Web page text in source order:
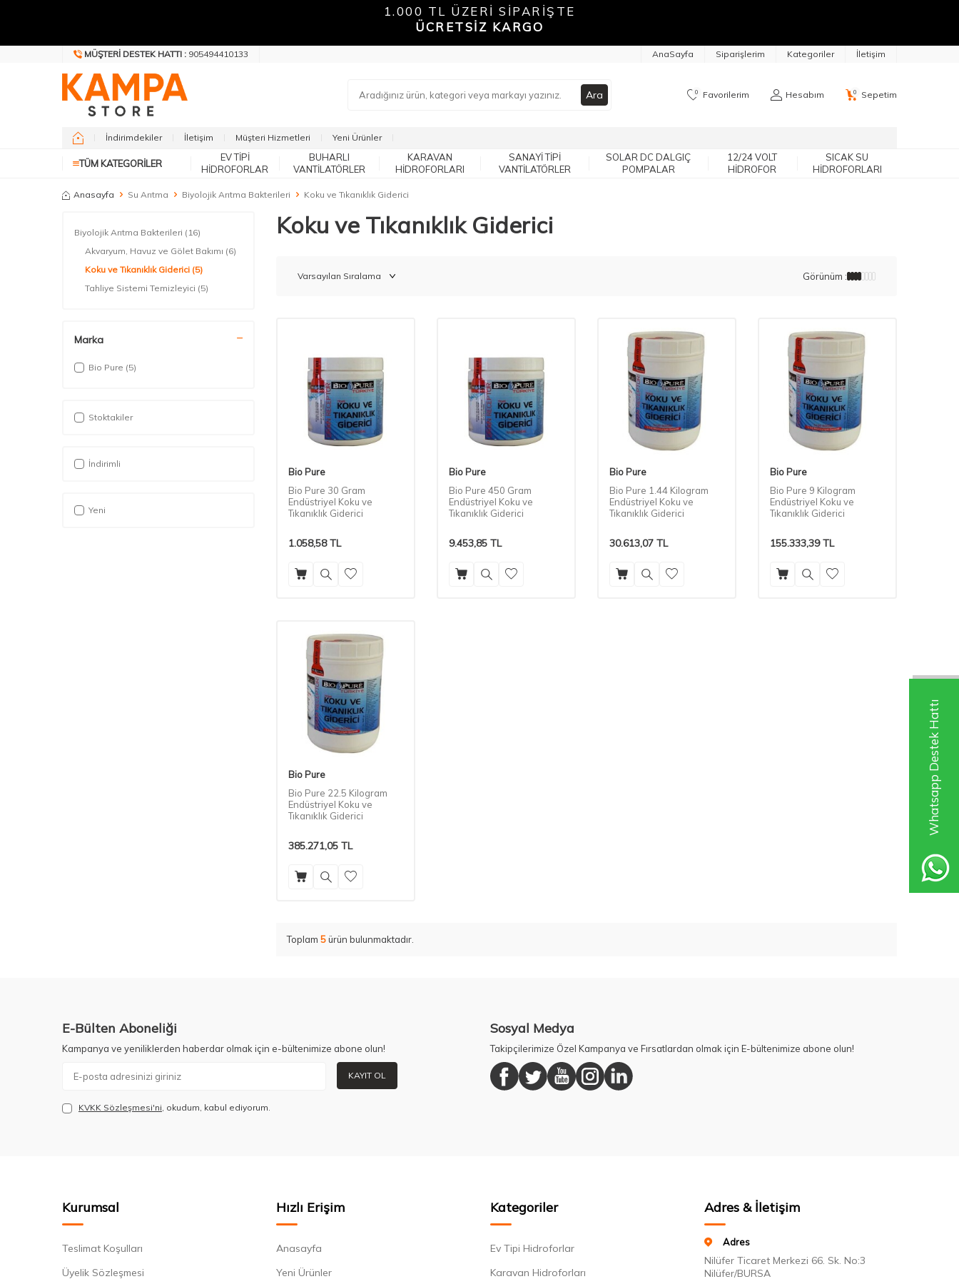
Whatsapp Destek Hattı
1.000 TL ÜZERİ SİPARİŞTE
ÜCRETSİZ KARGO
MÜŞTERI DESTEK HATTI : 905494410133 AnaSayfa Siparişlerim Kategoriler İletişim
Ara 0 Favorilerim Hesabım 0 Sepetim
İndirimdekiler İletişim Müşteri Hizmetleri Yeni Ürünler
TÜM KATEGORILER
EV TIPI
HIDROFORLAR
BUHARLI
VANTILATÖRLER
KARAVAN
HIDROFORLARI
SANAYI TIPI
VANTILATÖRLER
SOLAR DC DALGIÇ
POMPALAR
12/24 VOLT
HIDROFOR
SICAK SU
HIDROFORLARI
Anasayfa Su Arıtma Biyolojik Arıtma Bakterileri Koku ve Tıkanıklık Giderici
Biyolojik Arıtma Bakterileri (16)
Akvaryum, Havuz ve Gölet Bakımı (6)
Koku ve Tıkanıklık Giderici (5)
Tahliye Sistemi Temizleyici (5)
Marka
Bio Pure (5)
Stoktakiler
İndirimli
Yeni
Koku ve Tıkanıklık Giderici
Görünüm :
Bio Pure
Bio Pure 30 Gram
Endüstriyel Koku ve
Tıkanıklık Giderici
1.058,58TL
Bio Pure
Bio Pure 450 Gram
Endüstriyel Koku ve
Tıkanıklık Giderici
9.453,85 TL
Bio Pure
Bio Pure 1.44 Kilogram
Endüstriyel Koku ve
Tıkanıklık Giderici
30.613,07 TL
Bio Pure
Bio Pure 9 Kilogram
Endüstriyel Koku ve
Tıkanıklık Giderici
155.333,39TL
Bio Pure
Bio Pure 22.5 Kilogram
Endüstriyel Koku ve
Tıkanıklık Giderici
385.271,05 TL
Toplam 5ürün bulunmaktadır.
E-Bülten Aboneliği
Kampanya ve yeniliklerden haberdar olmak için e-bültenimize abone olun!
KAYIT OL
KVKK Sözleşmesi'ni, okudum, kabul ediyorum.
Sosyal Medya
Takipçilerimize Özel Kampanya ve Fırsatlardan olmak için E-bültenimize abone olun!
Kurumsal
Teslimat Koşulları
Üyelik Sözleşmesi
Hızlı Erişim
Anasayfa
Yeni Ürünler
Kategoriler
Ev Tipi Hidroforlar
Karavan Hidroforları
Adres & İletişim
Adres
Nilüfer Ticaret Merkezi 66. Sk. No:3
Nilüfer/BURSA